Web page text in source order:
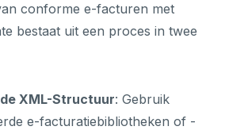
conforme e-facturen met
bestaat uit een proces in twee
XML-Structuur: Gebruik
e-facturatiebibliotheken of -